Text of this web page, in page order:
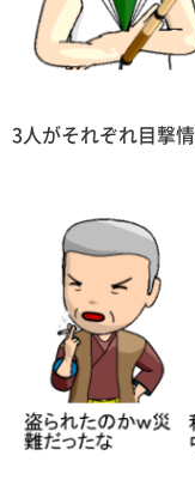
3人がそれぞれ目撃